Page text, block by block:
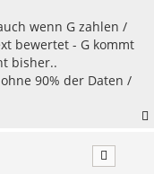
wenn G zahlen /
bewertet - G kommt
bisher..
90% der Daten /